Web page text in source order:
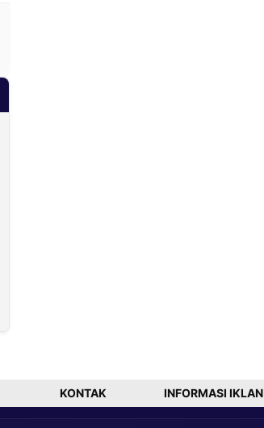
KONTAK INFORMASI IKLAN